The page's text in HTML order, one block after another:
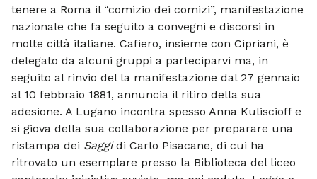
tenere a Roma il “comizio dei comizi”, manifestazione
na­zionale che fa seguito a convegni e discorsi in
molte città italiane. Cafiero, insieme con Cipriani, è
delegato da alcuni gruppi a parteciparvi ma, in
seguito al rinvio del la manifestazione dal 27 gennaio
al 10 febbraio 1881, annuncia il ritiro della sua
adesione. A Lugano incontra spesso Anna Kuliscioff e
si giova della sua collaborazione per preparare una
ristampa dei Saggidi Carlo Pisacane, di cui ha
ritrovato un esemplare presso la Biblioteca del liceo